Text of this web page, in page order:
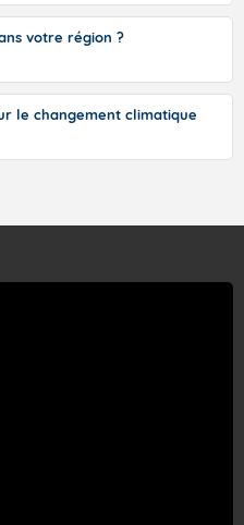
votre région ?
le changement climatique